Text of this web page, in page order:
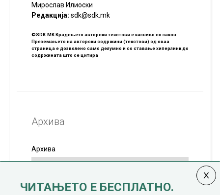
Мирослав Илиоски
Редакцијa: sdk@sdk.mk
©SDK.MK Крадењето авторски текстови е казниво со закон.
Преземањето на авторски содржини (текстови) од оваа
страница е дозволено само делумно и со ставање хиперлинк до
содржината што се цитира
Архива
Архива
ЧИТАЊЕТО Е БЕСПЛАТНО.